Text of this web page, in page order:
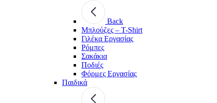
Back
Μπλούζες – T-Shirt
Γιλέκα Εργασίας
Ρόμπες
Σακάκια
Ποδιές
Φόρμες Εργασίας
Παιδικά